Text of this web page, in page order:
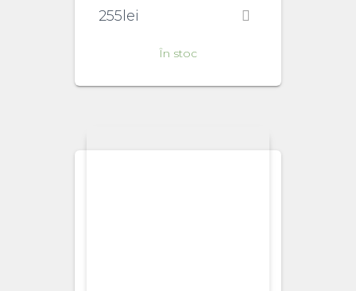
255 lei
În stoc